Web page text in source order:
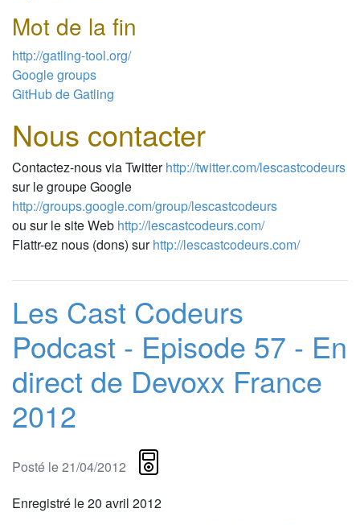
Mot de la fin
http://gatling-tool.org/
Google groups
GitHub de Gatling
Nous contacter
Contactez-nous via Twitterhttp://twitter.com/lescastcodeurs
sur le groupe Google
http://groups.google.com/group/lescastcodeurs
ou sur le site Web http://lescastcodeurs.com/
Flattr-ez nous (dons) surhttp://lescastcodeurs.com/
Les Cast Codeurs
Podcast - Episode 57 - En
direct de Devoxx France
2012
Posté le 21/04/2012
Enregistré le 20 avril 2012